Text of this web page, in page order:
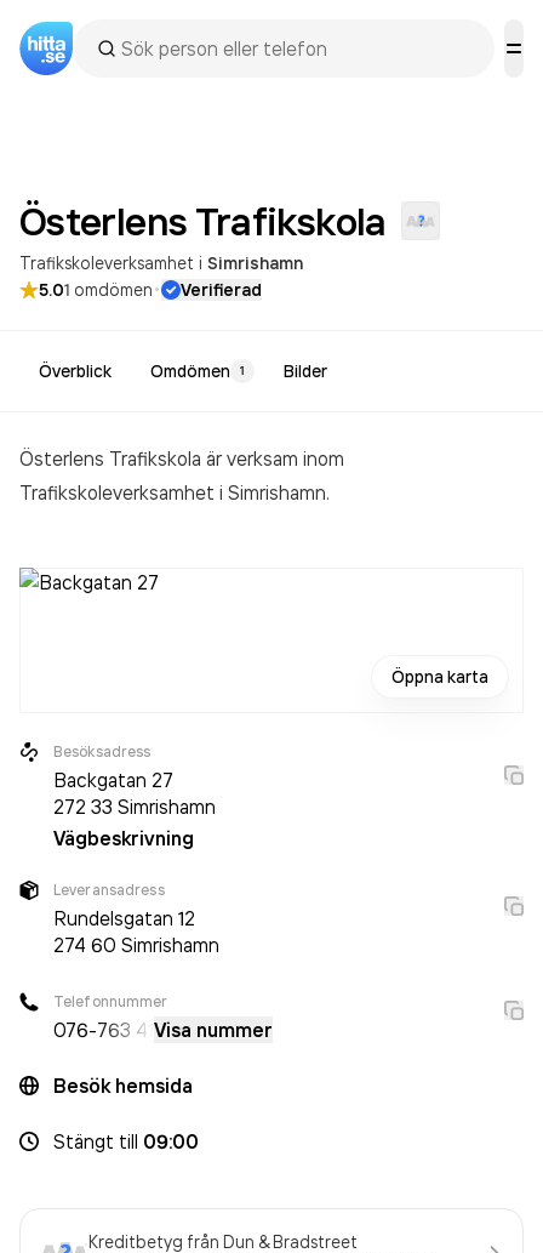
Österlens Trafikskola
Trafikskoleverksamhet i Simrishamn
5.01 omdömen· Verifierad
Överblick Omdömen 1 Bilder
Österlens Trafikskola är verksam inom
Trafikskoleverksamhet i Simrishamn.
Öppna karta
Besöksadress
Backgatan 27
272 33 Simrishamn
Vägbeskrivning
Leveransadress
Rundelsgatan 12
274 60 Simrishamn
Telefonnummer
076-763 41 Visa nummer
Besök hemsida
Stängt till 09:00
Kreditbetyg från Dun & Bradstreet